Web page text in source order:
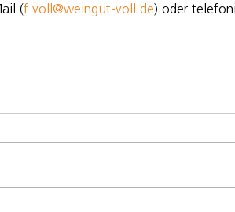
(f.voll@weingut-voll.de) oder